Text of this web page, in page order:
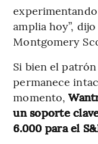
amplia hoy”,
Montgomery
Si bien el
permanece
momento,
un soporte
6.000 para el